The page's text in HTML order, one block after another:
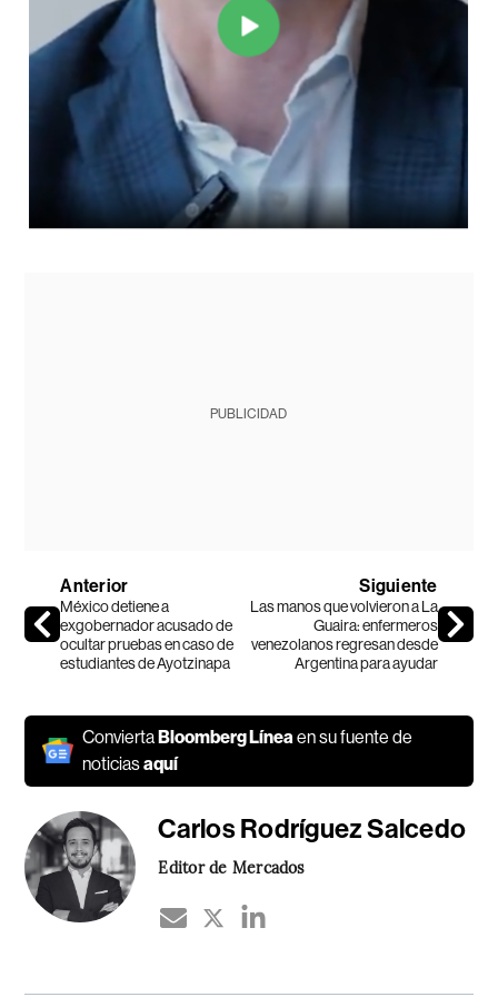
PUBLICIDAD
Anterior
México detiene a
exgobernador acusado de
ocultar pruebas en caso de
estudiantes de Ayotzinapa
Siguiente
Las manos que volvieron a La
Guaira: enfermeros
venezolanos regresan desde
Argentina para ayudar
ConviertaBloomberg Línea en su fuente de
noticiasaquí
Carlos Rodríguez Salcedo
Editor de Mercados